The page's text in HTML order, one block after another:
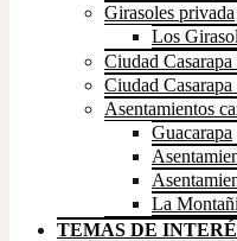
Girasoles privada
Los
Ciudad
Ciudad
Asentamientos
Guacarapa
La
TEMAS DE